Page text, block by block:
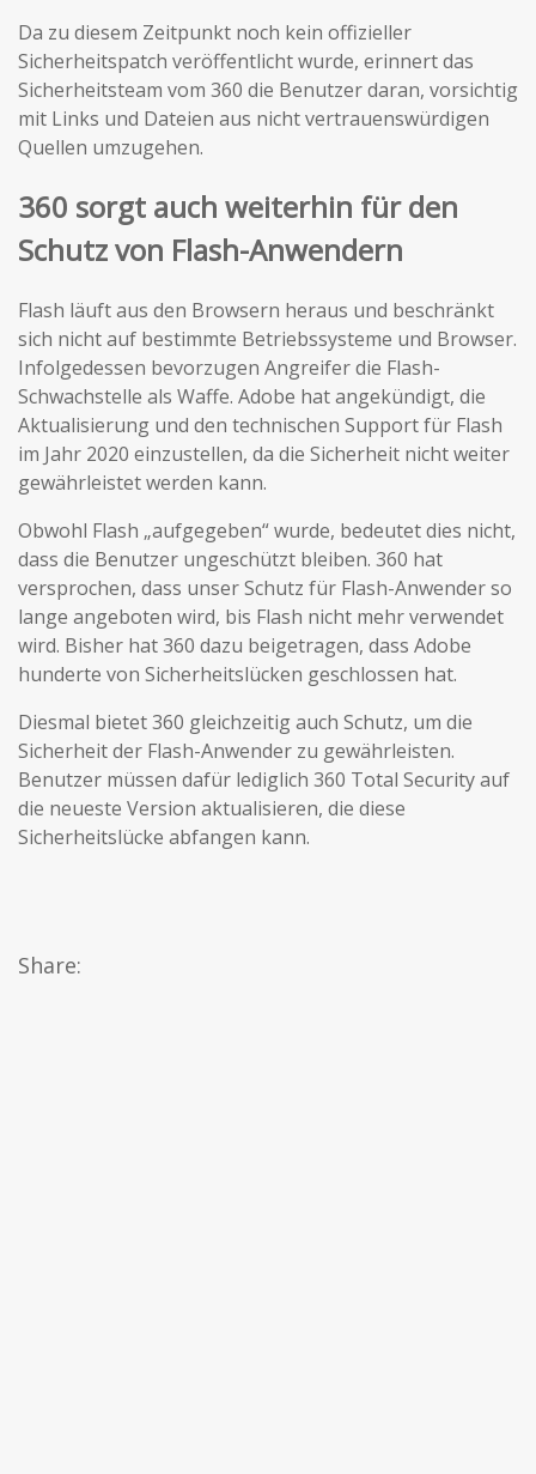
Da zu diesem Zeitpunkt noch kein offizieller
Sicherheitspatch veröffentlicht wurde, erinnert das
Sicherheitsteam vom 360 die Benutzer daran, vorsichtig
mit Links und Dateien aus nicht vertrauenswürdigen
Quellen umzugehen.
360 sorgt auch weiterhin für den
Schutz von Flash-Anwendern
Flash läuft aus den Browsern heraus und beschränkt
sich nicht auf bestimmte Betriebssysteme und Browser.
Infolgedessen bevorzugen Angreifer die Flash-
Schwachstelle als Waffe. Adobe hat angekündigt, die
Aktualisierung und den technischen Support für Flash
im Jahr 2020 einzustellen, da die Sicherheit nicht weiter
gewährleistet werden kann.
Obwohl Flash „aufgegeben“ wurde, bedeutet dies nicht,
dass die Benutzer ungeschützt bleiben. 360 hat
versprochen, dass unser Schutz für Flash-Anwender so
lange angeboten wird, bis Flash nicht mehr verwendet
wird. Bisher hat 360 dazu beigetragen, dass Adobe
hunderte von Sicherheitslücken geschlossen hat.
Diesmal bietet 360 gleichzeitig auch Schutz, um die
Sicherheit der Flash-Anwender zu gewährleisten.
Benutzer müssen dafür lediglich 360 Total Security auf
die neueste Version aktualisieren, die diese
Sicherheitslücke abfangen kann.
Share: